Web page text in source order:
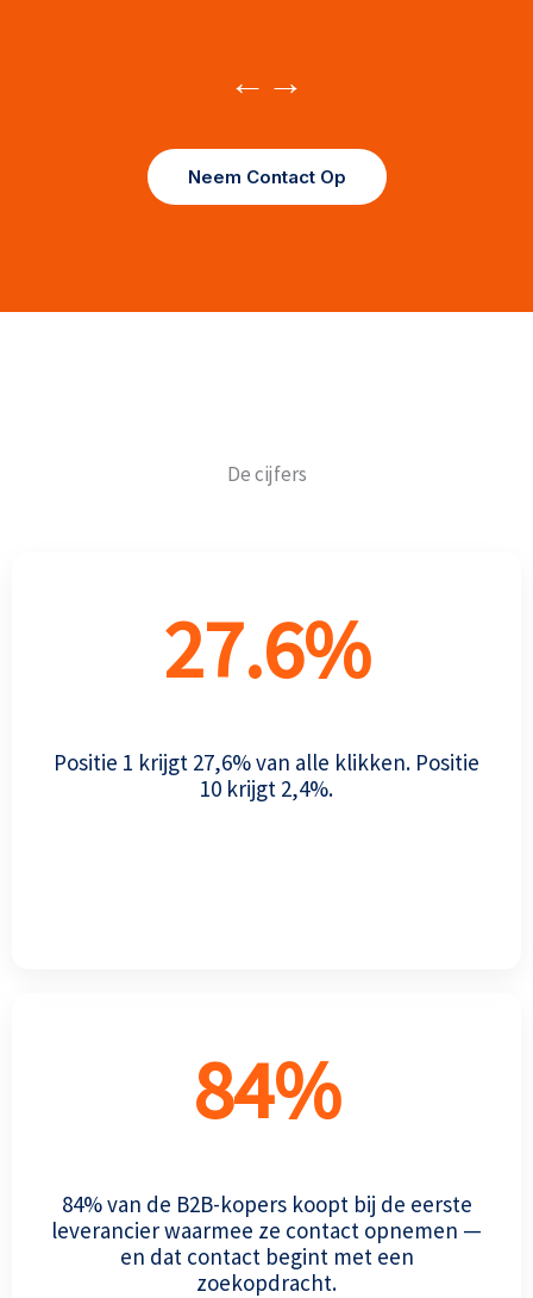
← →
Neem Contact Op
De cijfers
Positie 1 krijgt 27,6% van alle klikken. Positie
10 krijgt 2,4%.
27.6%
84% van de B2B-kopers koopt bij de eerste
leverancier waarmee ze contact opnemen —
en dat contact begint met een
zoekopdracht.
84%